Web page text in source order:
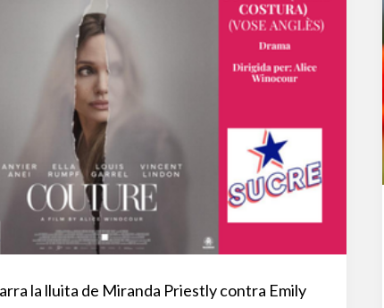
la lluita de Miranda Priestly contra Emily